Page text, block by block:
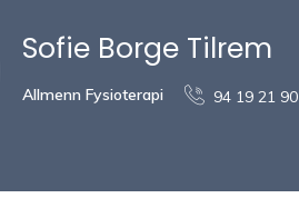
Sofie Borge Tilrem
Allmenn Fysioterapi 94 19 21 90